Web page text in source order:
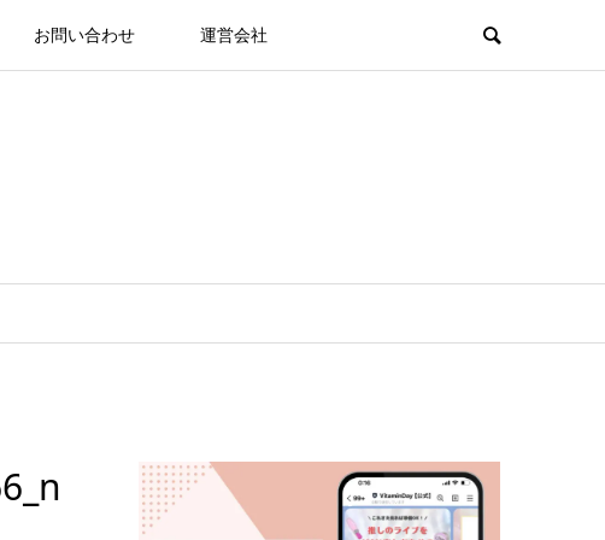
お問い合わせ 運営会社